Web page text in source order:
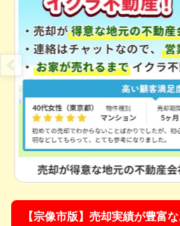
【宗像市版】売却実績が豊富